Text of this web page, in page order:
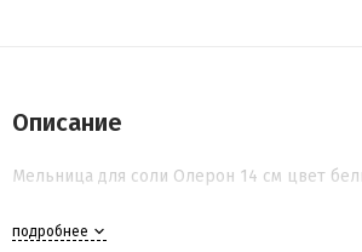
Описание
Мельница для соли Олерон 14 см цвет
подробнее